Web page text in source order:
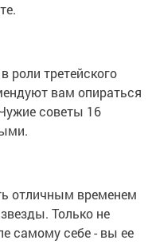
роли третейского
вам опираться
советы 16
отличным временем
Только не
самому себе - вы ее